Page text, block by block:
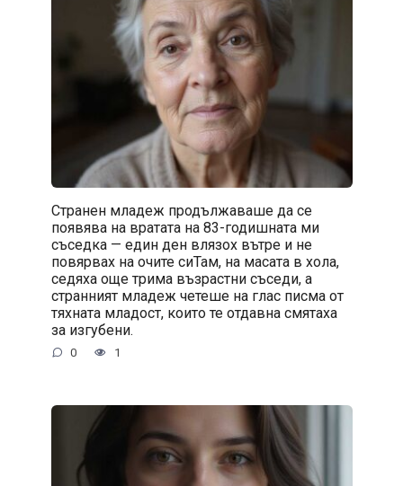
Странен младеж продължаваше да се
появява на вратата на 83-годишната ми
съседка — един ден влязох вътре и не
повярвах на очите сиТам, на масата в хола,
седяха още трима възрастни съседи, а
странният младеж четеше на глас писма от
тяхната младост, които те отдавна смятаха
за изгубени.
0 1